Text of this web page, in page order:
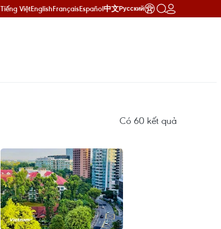
Tiếng ViệtEnglishFrançaisEspañol中文Русский
Có 60 kết quả